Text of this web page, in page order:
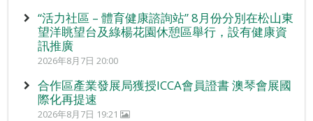
“活力社區 – 體育健康諮詢站” 8月份分別在松山東
望洋眺望台及綠楊花園休憩區舉行，設有健康資
訊推廣
2026年8月7日 20:00
合作區產業發展局獲授ICCA會員證書 澳琴會展國
際化再提速
2026年8月7日 19:21